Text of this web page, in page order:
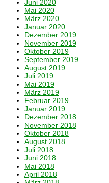
Juni 2020
Mai 2020
März 2020
Januar 2020
Dezember 2019
November 2019
Oktober 2019
September 2019
August 2019
Juli 2019
Mai 2019
März 2019
Februar 2019
Januar 2019
Dezember 2018
November 2018
Oktober 2018
August 2018
Juli 2018
Juni 2018
Mai 2018
April 2018